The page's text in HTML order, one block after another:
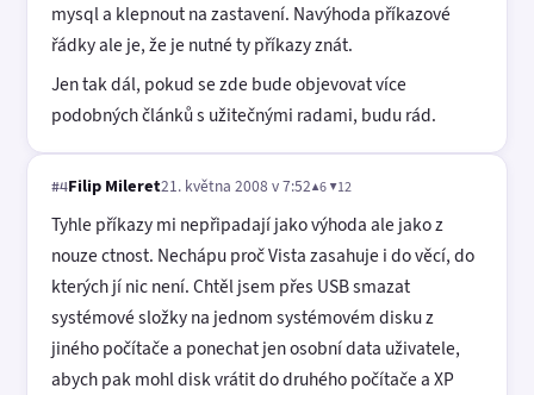
mysql a klepnout na zastavení. Navýhoda příkazové
řádky ale je, že je nutné ty příkazy znát.
Jen tak dál, pokud se zde bude objevovat více
podobných článků s užitečnými radami, budu rád.
#4Filip Mileret21. května 2008 v 7:52▲6 ▼12
Tyhle příkazy mi nepřipadají jako výhoda ale jako z
nouze ctnost. Nechápu proč Vista zasahuje i do věcí, do
kterých jí nic není. Chtěl jsem přes USB smazat
systémové složky na jednom systémovém disku z
jiného počítače a ponechat jen osobní data uživatele,
abych pak mohl disk vrátit do druhého počítače a XP